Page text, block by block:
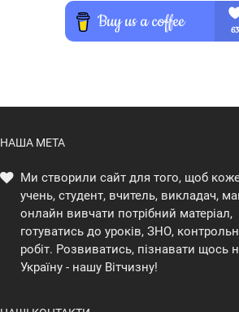
НАША МЕТА
Ми створили сайт для того, щоб
учень, студент, вчитель, викладач,
онлайн вивчати потрібний матеріал,
готуватись до уроків, ЗНО,
робіт. Розвиватись, пізнавати щось
Україну - нашу Вітчизну!